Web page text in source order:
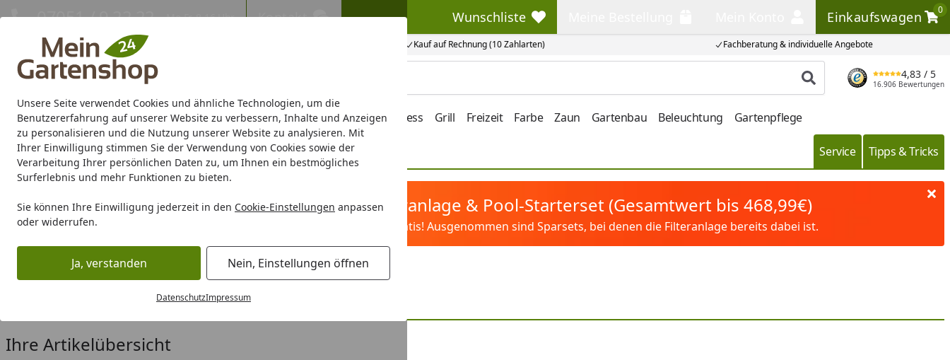
Unsere Seite verwendet Cookies und ähnliche Technologien, um die
Benutzererfahrung auf unserer Website zu verbessern, Inhalte und Anzeigen
zu personalisieren und die Nutzung unserer Website zu analysieren. Mit
Ihrer Einwilligung stimmen Sie der Verwendung von Cookies sowie der
Verarbeitung Ihrer persönlichen Daten zu, um Ihnen ein bestmögliches
Surferlebnis und mehr Funktionen zu bieten.
Sie können Ihre Einwilligung jederzeit in den Cookie-Einstellungen anpassen
oder widerrufen.
Ja, verstanden Nein, Einstellungen öffnen
DatenschutzImpressum
Eigene Montage-Teams Kauf auf Rechnung (10 Zahlarten) Fachberatung & individuelle Angebote
07051 / 9 22 22 Mo-Fr. 8-16 Uhr Kontakt Wunschliste
Wunschliste Einkaufswagen
0
Einkaufswagen
Produkt suchen
4,83 / 5
16.906 Bewertungen
Gartenhaus Gerätehaus Gewächshaus Carport/Garage/Vordach Wellness Grill Freizeit Farbe Zaun Gartenbau Beleuchtung Gartenpflege
Marken Sale % Service Tipps & Tricks
Karibu Pools inkl. gratis Sandfilteranlage & Pool-Starterset (Gesamtwert bis 468,99€)
Dein Traumpool im Sorglos-Paket: Filter&Pflege gratis! Ausgenommen sind Sparsets, bei denen die Filteranlage bereits dabei ist.
Startseite
Sichtschutz BPC / WPC OSMO Multi-Fence
OSMO Multi-Fence
Ihre Artikelübersicht